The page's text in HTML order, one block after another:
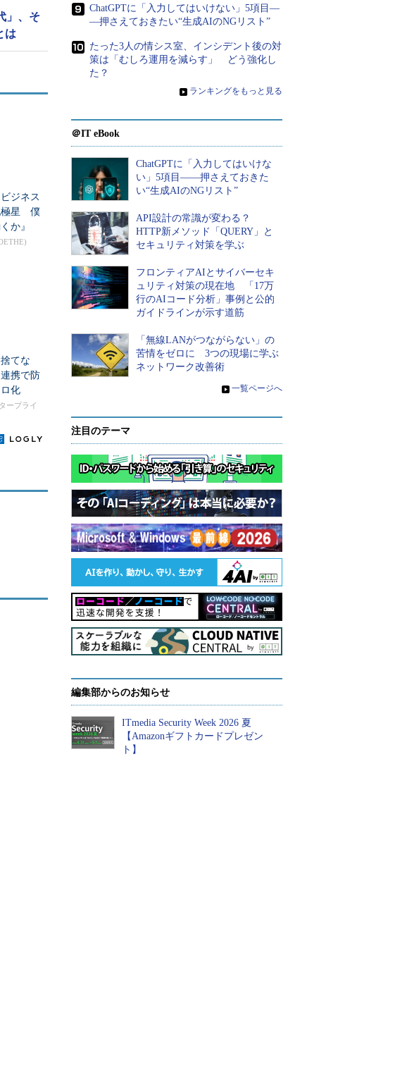
って
うに
ム」
に3つ
。取り
とい
いるか
力し、
ィ意
」、そ
は
ジネス
極星 僕
か』
てな
携で防
化
ープライ
ChatGPTに「入力してはいけない」5項目―
―押さえておきたい“生成AIのNGリスト”
たった3人の情シス室、インシデント後の対
策は「むしろ運用を減らす」 どう強化し
た？
» ランキングをもっと見る
＠IT eBook
ChatGPTに「入力してはいけな
い」5項目――押さえておきた
い“生成AIのNGリスト”
API設計の常識が変わる？
HTTP新メソッド「QUERY」と
セキュリティ対策を学ぶ
フロンティアAIとサイバーセキ
ュリティ対策の現在地 「17万
行のAIコード分析」事例と公的
ガイドラインが示す道筋
「無線LANがつながらない」の
苦情をゼロに 3つの現場に学ぶ
ネットワーク改善術
» 一覧ページへ
注目のテーマ
編集部からのお知らせ
ITmedia Security Week 2026 夏
【Amazonギフトカードプレゼン
ト】